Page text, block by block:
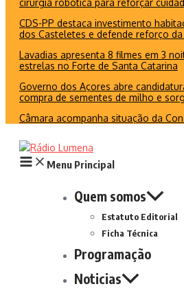
cirurgia robótica para reforçar
CDS-PP destaca investimento
dos Casteletes e defende reforço
Lavadias apresenta 8 filmes em 3
estrelas no Forte de Santa Catarina
Governo dos Açores abre
compra de sementes de milho e
Câmara acompanha situação da
Menu Principal
Quem somos
Estatuto Editorial
Ficha Técnica
Programação
Noticias